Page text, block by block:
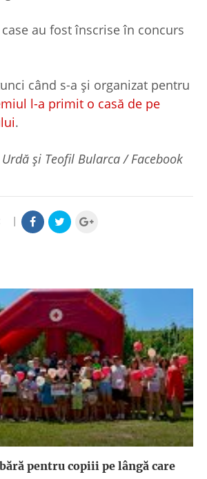
au fost înscrise în concurs
când s-a și organizat pentru
l-a primit o casă de pe
.
și Teofil Bularca / Facebook
|
pentru copiii pe lângă care